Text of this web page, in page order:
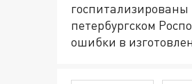
петербургском
ошибки в